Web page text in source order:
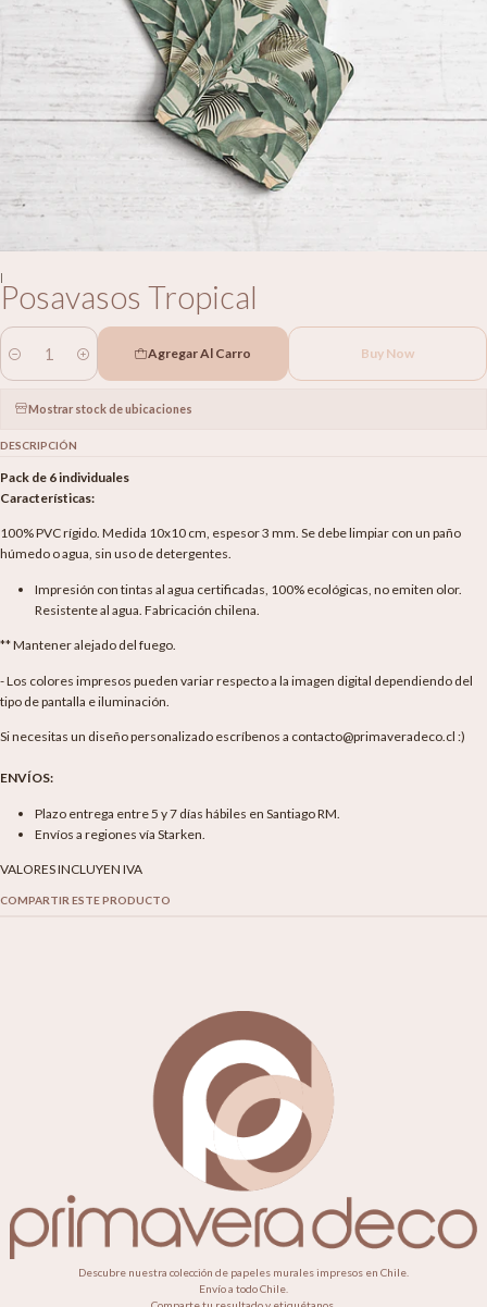
|
Posavasos Tropical
Cantidad
Agregar Al Carro Buy Now
Mostrar stock de ubicaciones
DESCRIPCIÓN
Pack de 6 individuales
Características:
100% PVC rígido. Medida 10x10 cm, espesor 3 mm. Se debe limpiar con un paño
húmedo o agua, sin uso de detergentes.
Impresión con tintas al agua certificadas, 100% ecológicas, no emiten olor.
Resistente al agua. Fabricación chilena.
** Mantener alejado del fuego.
- Los colores impresos pueden variar respecto a la imagen digital dependiendo del
tipo de pantalla e iluminación.
Si necesitas un diseño personalizado escríbenos a contacto@primaveradeco.cl :)
ENVÍOS:
Plazo entrega entre 5 y 7 días hábiles en Santiago RM.
Envíos a regiones vía Starken.
VALORES INCLUYEN IVA
COMPARTIR ESTE PRODUCTO
Descubre nuestra colección de papeles murales impresos en Chile.
Envío a todo Chile.